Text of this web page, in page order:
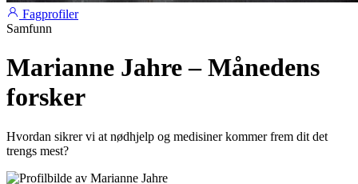
Fagprofiler
Samfunn
Marianne Jahre – Månedens
forsker
Hvordan sikrer vi at nødhjelp og medisiner kommer frem dit det
trengs mest?